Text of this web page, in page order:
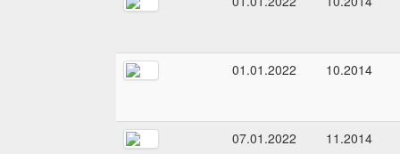
01.01.2022 10.2014
07.01.2022 11.2014